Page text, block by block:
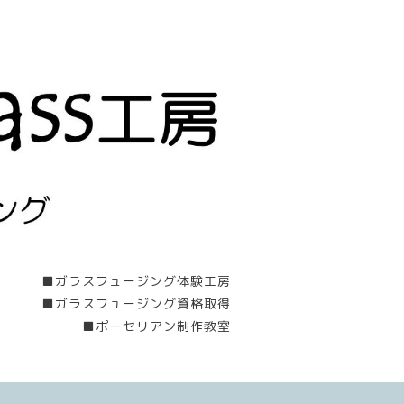
■ガラスフュージング体験工房
■ガラスフュージング資格取得
■ポーセリアン制作教室